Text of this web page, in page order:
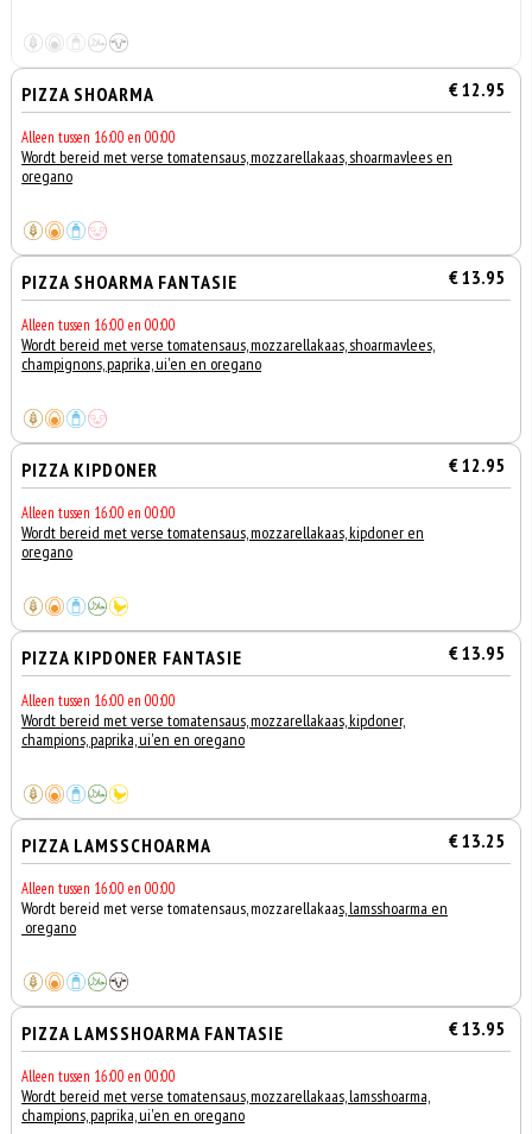
PIZZA SHOARMA € 12.95
Alleen tussen 16:00 en 00:00
Wordt bereid met verse tomatensaus, mozzarellakaas, shoarmavlees en
oregano
PIZZA SHOARMA FANTASIE € 13.95
Alleen tussen 16:00 en 00:00
Wordt bereid met verse tomatensaus, mozzarellakaas, shoarmavlees,
champignons, paprika, ui'en en oregano
PIZZA KIPDONER € 12.95
Alleen tussen 16:00 en 00:00
Wordt bereid met verse tomatensaus, mozzarellakaas, kipdoner en
oregano
PIZZA KIPDONER FANTASIE € 13.95
Alleen tussen 16:00 en 00:00
Wordt bereid met verse tomatensaus, mozzarellakaas, kipdoner,
champions, paprika, ui'en en oregano
PIZZA LAMSSCHOARMA € 13.25
Alleen tussen 16:00 en 00:00
Wordt bereid met verse tomatensaus, mozzarellakaas, lamsshoarma en
oregano
PIZZA LAMSSHOARMA FANTASIE € 13.95
Alleen tussen 16:00 en 00:00
Wordt bereid met verse tomatensaus, mozzarellakaas, lamsshoarma,
champions, paprika, ui'en en oregano